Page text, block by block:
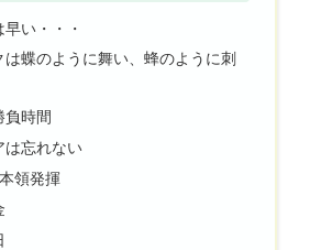
い・・・
は蝶のように舞い、蜂のように刺
負時間
は忘れない
領発揮